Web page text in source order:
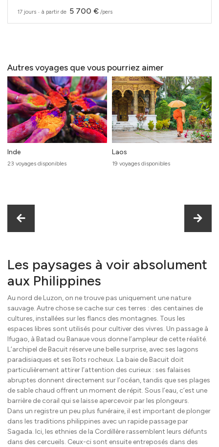
17 jours ‧ à partir de 5 700 € /pers
Autres voyages que vous pourriez aimer
Inde
23 voyages disponibles
Laos
19 voyages disponibles
Les paysages à voir absolument
aux Philippines
Au nord de Luzon, on ne trouve pas uniquement une nature
sauvage. Autre chose se cache sur ces terres : des centaines de
cultures, installées sur les flancs des montagnes. Tous les
espaces libres sont utilisés pour cultiver des vivres. Un passage à
Ifugao, à Batad ou Banaue vous donne l’ampleur de cette réalité.
L’archipel de Bacuit réserve une belle surprise, avec ses lagons
paradisiaques et ses îlots rocheux. La baie de Bacuit doit
particulièrement attirer l’attention des curieux : ses falaises
abruptes donnent directement sur l’océan, tandis que ses plages
de sable chaud offrent un moment de répit. Sous l’eau, c’est une
barrière de corail qui se laisse apercevoir par les plongeurs.
Dans un registre un peu plus funéraire, il est important de plonger
dans les traditions philippines avec un rapide passage par
Sagada. Ici, les ethnies de la Cordillère rassemblent leurs défunts
dans des cercueils. Ceux-ci sont ensuite entreposés dans des